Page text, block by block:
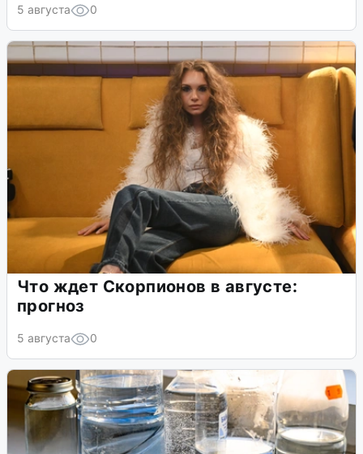
5 августа 0
Что ждет Скорпионов в августе:
прогноз
5 августа 0